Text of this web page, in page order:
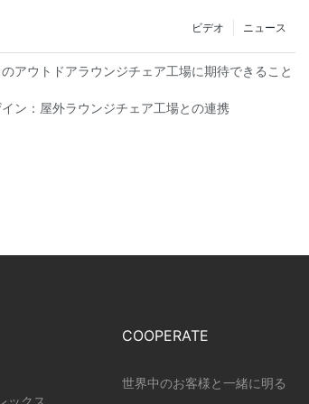
ニュース
ビデオ
のアウトドアラウンジチェア工場に期待できること
ン：屋外ラウンジチェア工場との連携
COOPERATE
世界中のお客様と一緒に明る